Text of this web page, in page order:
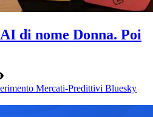
di nome Donna. Poi
Mercati-Predittivi Bluesky